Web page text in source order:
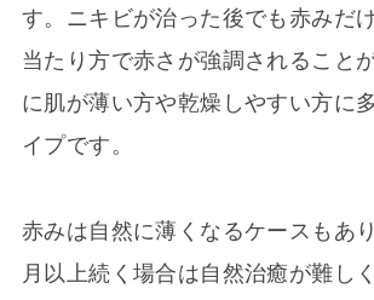
す。ニキビが治った後でも赤みだ
当たり方で赤さが強調されること
に肌が薄い方や乾燥しやすい方に
イプです。
赤みは自然に薄くなるケースもあ
月以上続く場合は自然治癒が難し